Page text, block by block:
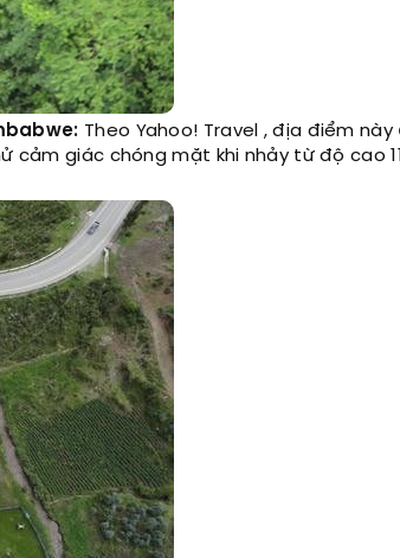
Theo Yahoo! Travel , địa điểm này
cảm giác chóng mặt khi nhảy từ độ cao